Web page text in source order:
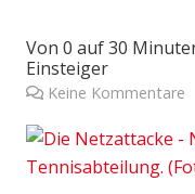
Von 0 auf 30
Einsteiger
Keine Kommentare